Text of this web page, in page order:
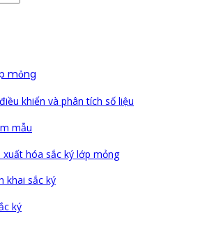
mỏng
khiển và phân tích số liệu
mẫu
xuất hóa sắc ký lớp mỏng
khai sắc ký
ký